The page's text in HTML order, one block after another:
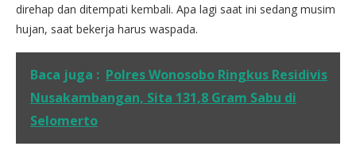
direhap dan ditempati kembali. Apa lagi saat ini sedang musim
hujan, saat bekerja harus waspada.
Baca juga : Polres Wonosobo Ringkus Residivis
Nusakambangan, Sita 131,8 Gram Sabu di
Selomerto